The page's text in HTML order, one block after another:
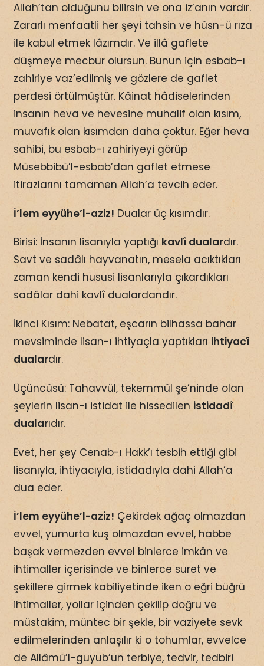
Allah’tan olduğunu bilirsin ve ona iz’anın vardır.
Zararlı menfaatli her şeyi tahsin ve hüsn-ü rıza
ile kabul etmek lâzımdır. Ve illâ gaflete
düşmeye mecbur olursun. Bunun için esbab-ı
zahiriye vaz’edilmiş ve gözlere de gaflet
perdesi örtülmüştür. Kâinat hâdiselerinden
insanın heva ve hevesine muhalif olan kısım,
muvafık olan kısımdan daha çoktur. Eğer heva
sahibi, bu esbab-ı zahiriyeyi görüp
Müsebbibü’l-esbab’dan gaflet etmese
itirazlarını tamamen Allah’a tevcih eder.
İ’lem eyyühe’l-aziz! Dualar üç kısımdır.
Birisi: İnsanın lisanıyla yaptığı kavlî dualardır.
Savt ve sadâlı hayvanatın, mesela acıktıkları
zaman kendi hususi lisanlarıyla çıkardıkları
sadâlar dahi kavlî dualardandır.
İkinci Kısım: Nebatat, eşcarın bilhassa bahar
mevsiminde lisan-ı ihtiyaçla yaptıkları ihtiyacî
dualardır.
Üçüncüsü: Tahavvül, tekemmül şe’ninde olan
şeylerin lisan-ı istidat ile hissedilen istidadî
dualarıdır.
Evet, her şey Cenab-ı Hakk’ı tesbih ettiği gibi
lisanıyla, ihtiyacıyla, istidadıyla dahi Allah’a
dua eder.
İ’lem eyyühe’l-aziz! Çekirdek ağaç olmazdan
evvel, yumurta kuş olmazdan evvel, habbe
başak vermezden evvel binlerce imkân ve
ihtimaller içerisinde ve binlerce suret ve
şekillere girmek kabiliyetinde iken o eğri büğrü
ihtimaller, yollar içinden çekilip doğru ve
müstakim, müntec bir şekle, bir vaziyete sevk
edilmelerinden anlaşılır ki o tohumlar, evvelce
de Allâmü’l-guyub’un terbiye, tedvir, tedbiri